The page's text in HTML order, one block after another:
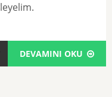
DEVAMINI OKU